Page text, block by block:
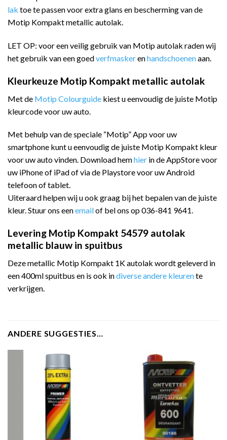
lak toe te passen voor extra glans en bescherming van de
Motip Kompakt metallic autolak.
LET OP: voor een veilig gebruik van Motip autolak raden wij
het gebruik van een goedverfmaskerenhandschoenenaan.
Kleurkeuze Motip Kompakt metallic autolak
Met de Motip Colourguide kiest u eenvoudig de juiste Motip
kleurcode voor uw auto.
Met behulp van de speciale “Motip” App voor uw
smartphone kunt u eenvoudig de juiste Motip Kompakt kleur
voor uw auto vinden. Download hemhier in de AppStore voor
uw iPhone of iPad of via de Playstore voor uw Android
telefoon of tablet.
Uiteraard helpen wij u ook graag bij het bepalen van de juiste
kleur. Stuur ons eenemailof bel ons op 036-841 9641.
Levering Motip Kompakt 54579 autolak
metallic blauw in spuitbus
Deze metallic Motip Kompakt 1K autolak wordt geleverd in
een 400ml spuitbus en is ook indiverse andere kleurente
verkrijgen.
ANDERE SUGGESTIES…